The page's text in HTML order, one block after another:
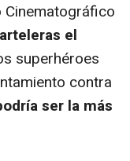
Cinematográfico
el
superhéroes
contra
ser la más